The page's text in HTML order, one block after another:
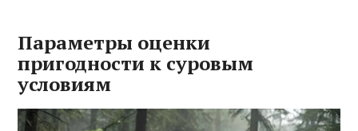
Параметры оценки
пригодности к суровым
условиям